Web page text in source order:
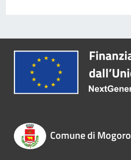
Comune di Mogoro